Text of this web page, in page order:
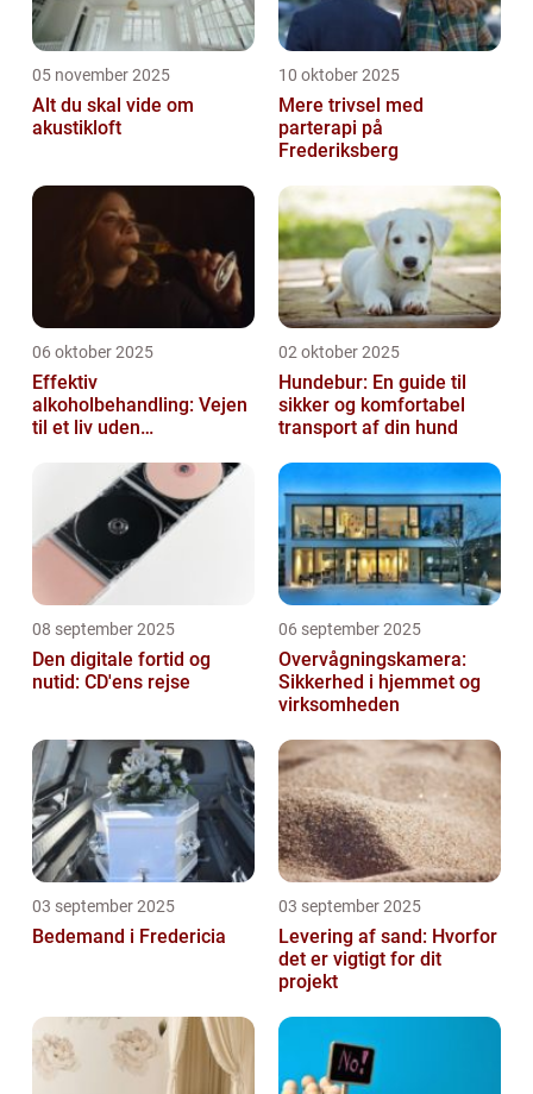
05 november 2025
Alt du skal vide om
akustikloft
10 oktober 2025
Mere trivsel med
parterapi på
Frederiksberg
06 oktober 2025
Effektiv
alkoholbehandling: Vejen
til et liv uden
02 oktober 2025
Hundebur: En guide til
sikker og komfortabel
transport af din hund
08 september 2025
Den digitale fortid og
nutid: CD'ens rejse
06 september 2025
Overvågningskamera:
Sikkerhed i hjemmet og
virksomheden
03 september 2025
Bedemand i Fredericia
03 september 2025
Levering af sand: Hvorfor
det er vigtigt for dit
projekt